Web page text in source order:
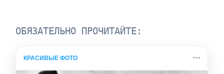
ОБЯЗАТЕЛЬНО ПРОЧИТАЙТЕ:
КРАСИВЫЕ ФОТО